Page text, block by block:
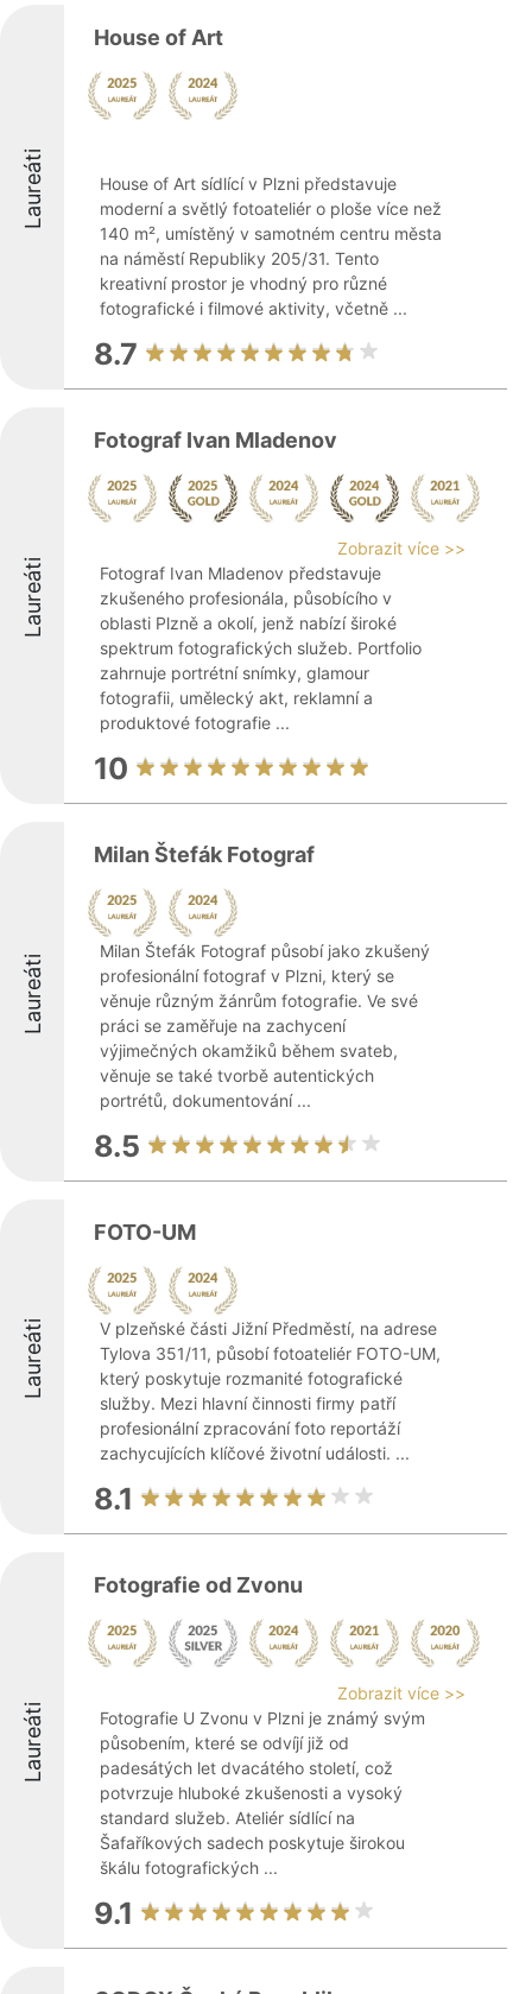
Laureáti
House of Art
House of Art sídlící v Plzni představuje
moderní a světlý fotoateliér o ploše více než
140 m², umístěný v samotném centru města
na náměstí Republiky 205/31. Tento
kreativní prostor je vhodný pro různé
fotografické i filmové aktivity, včetně ...
8.7
Laureáti
Fotograf Ivan Mladenov
Zobrazit více >>
Fotograf Ivan Mladenov představuje
zkušeného profesionála, působícího v
oblasti Plzně a okolí, jenž nabízí široké
spektrum fotografických služeb. Portfolio
zahrnuje portrétní snímky, glamour
fotografii, umělecký akt, reklamní a
produktové fotografie ...
10
Laureáti
Milan Štefák Fotograf
Milan Štefák Fotograf působí jako zkušený
profesionální fotograf v Plzni, který se
věnuje různým žánrům fotografie. Ve své
práci se zaměřuje na zachycení
výjimečných okamžiků během svateb,
věnuje se také tvorbě autentických
portrétů, dokumentování ...
8.5
Laureáti
FOTO-UM
V plzeňské části Jižní Předměstí, na adrese
Tylova 351/11, působí fotoateliér FOTO-UM,
který poskytuje rozmanité fotografické
služby. Mezi hlavní činnosti firmy patří
profesionální zpracování foto reportáží
zachycujících klíčové životní události. ...
8.1
Laureáti
Fotografie od Zvonu
Zobrazit více >>
Fotografie U Zvonu v Plzni je známý svým
působením, které se odvíjí již od
padesátých let dvacátého století, což
potvrzuje hluboké zkušenosti a vysoký
standard služeb. Ateliér sídlící na
Šafaříkových sadech poskytuje širokou
škálu fotografických ...
9.1